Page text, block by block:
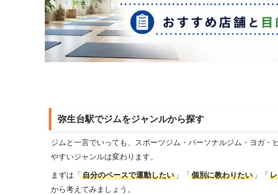
弥生台駅でジムをジャンルから探す
ジムと一言でいっても、スポーツジム・パーソナルジム・ヨガ
やすいジャンルは変わります。
まずは「自分のペースで運動したい 」「個別に教わりたい 」「
から考えてみましょう。